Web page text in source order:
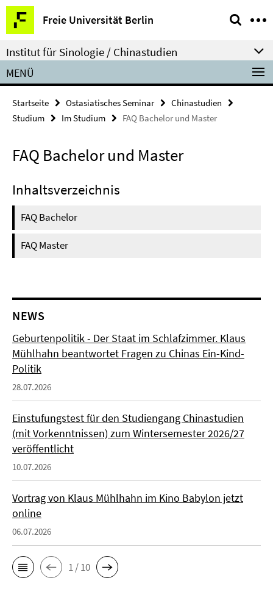
Springe
direkt
zu
Inhalt
Freie Universität Berlin
Service-
Navigation
Institut für Sinologie / Chinastudien
MENÜ
Startseite Ostasiatisches Seminar
Chinastudien
Studium
Im Studium FAQ Bachelor und Master
FAQ Bachelor und Master
Inhaltsverzeichnis
FAQ Bachelor
FAQ Master
NEWS
Geburtenpolitik - Der Staat im Schlafzimmer. Klaus
Mühlhahn beantwortet Fragen zu Chinas Ein-Kind-
Politik
28.07.2026
Einstufungstest für den Studiengang Chinastudien
(mit Vorkenntnissen) zum Wintersemester 2026/27
veröffentlicht
10.07.2026
Vortrag von Klaus Mühlhahn im Kino Babylon jetzt
online
06.07.2026
1 / 10